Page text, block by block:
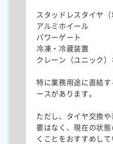
スタッドレスタイヤ（
アルミホイール
パワーゲート
冷凍・冷蔵装置
クレーン（ユニック
特に業務用途に直結
ースがあります。
ただし、タイヤ交換
要はなく、現在の状
くことをおすすめして